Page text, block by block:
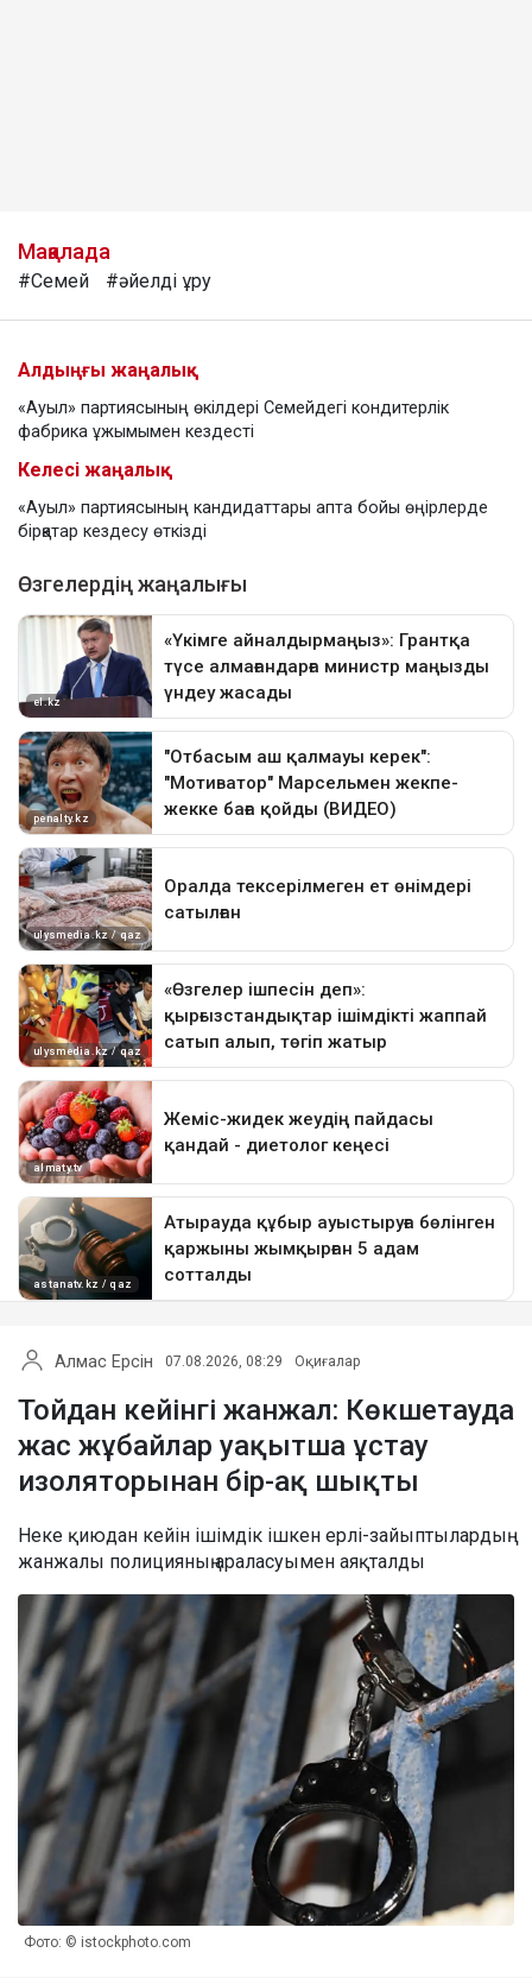
Мақалада
#Семей #әйелді ұру
Алдыңғы жаңалық
«Ауыл» партиясының өкілдері Семейдегі кондитерлік
фабрика ұжымымен кездесті
Келесі жаңалық
«Ауыл» партиясының кандидаттары апта бойы өңірлерде
бірқатар кездесу өткізді
Алмас Ерсін 07.08.2026, 08:29 Оқиғалар
Тойдан кейінгі жанжал: Көкшетауда
жас жұбайлар уақытша ұстау
изоляторынан бір-ақ шықты
Неке қиюдан кейін ішімдік ішкен ерлі-зайыптылардың
жанжалы полицияның араласуымен аяқталды
Фото: © istockphoto.com